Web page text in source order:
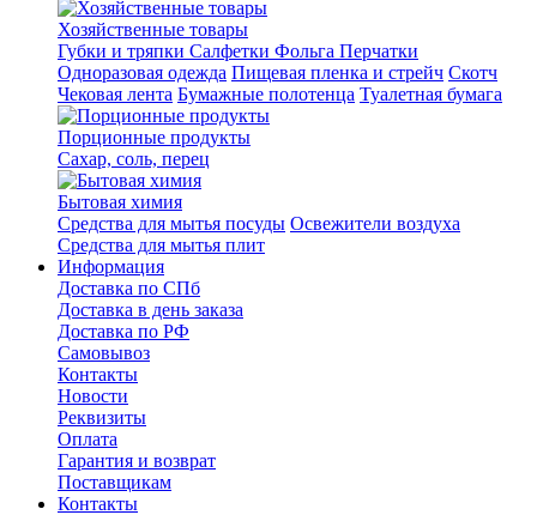
Хозяйственные товары
Губки и тряпки Салфетки Фольга Перчатки
Одноразовая одежда Пищевая пленка и стрейч Скотч
Чековая лента Бумажные полотенца Туалетная бумага
Порционные продукты
Сахар, соль, перец
Бытовая химия
Средства для мытья посуды Освежители воздуха
Средства для мытья плит
Информация
Доставка по СПб
Доставка в день заказа
Доставка по РФ
Самовывоз
Контакты
Новости
Реквизиты
Оплата
Гарантия и возврат
Поставщикам
Контакты